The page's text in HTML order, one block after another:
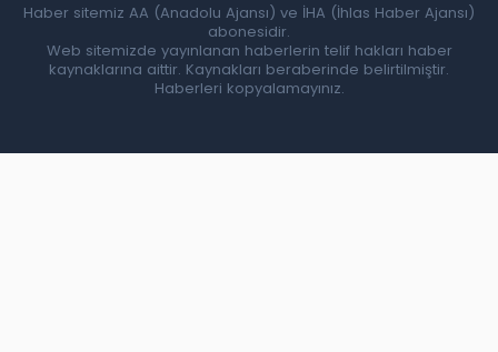
Haber sitemiz AA (Anadolu Ajansı) ve İHA (İhlas Haber Ajansı)
abonesidir.
Web sitemizde yayınlanan haberlerin telif hakları haber
kaynaklarına aittir. Kaynakları beraberinde belirtilmiştir.
Haberleri kopyalamayınız.